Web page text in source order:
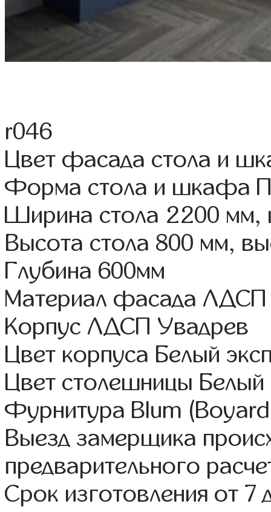
r046
Цвет фасада стола и
Форма стола и шкафа
Ширина стола 2200
Высота стола 800 мм,
Глубина 600мм
Материал фасада ЛДСП
Корпус ЛДСП Увадрев
Цвет корпуса Белый
Цвет столешницы Белый
Фурнитура Blum
Выезд замерщика
предварительного
Срок изготовления от 7